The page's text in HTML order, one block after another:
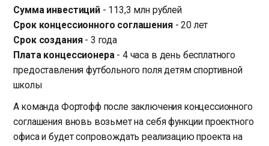
Сумма инвестиций- 113,3 млн рублей
Срок концессионного соглашения- 20 лет
Срок создания- 3 года
Плата концессионера - 4 часа в день бесплатного
предоставления футбольного поля детям спортивной
школы
А команда Фортофф после заключения концессионного
соглашения вновь возьмет на себя функции проектного
офиса и будет сопровождать реализацию проекта на